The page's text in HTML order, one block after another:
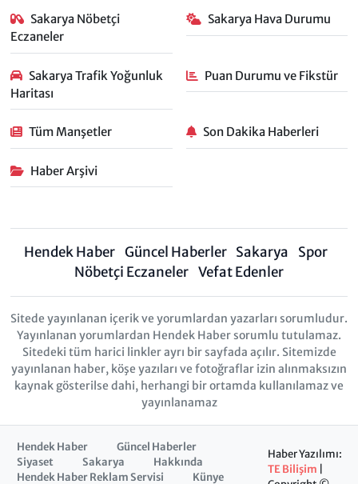
Sakarya Nöbetçi
Eczaneler
Sakarya Hava Durumu
Sakarya Trafik Yoğunluk
Haritası
Puan Durumu ve Fikstür
Tüm Manşetler Son Dakika Haberleri
Haber Arşivi
Hendek Haber Güncel Haberler Sakarya
Spor
Nöbetçi Eczaneler Vefat Edenler
Sitede yayınlanan içerik ve yorumlardan yazarları sorumludur.
Yayınlanan yorumlardan Hendek Haber sorumlu tutulamaz.
Sitedeki tüm harici linkler ayrı bir sayfada açılır. Sitemizde
yayınlanan haber, köşe yazıları ve fotoğraflar izin alınmaksızın
kaynak gösterilse dahi, herhangi bir ortamda kullanılamaz ve
yayınlanamaz
Hendek Haber
Güncel Haberler
Siyaset
Sakarya
Hakkında
Hendek Haber Reklam Servisi
Künye
Haber Yazılımı:
TE Bilişim